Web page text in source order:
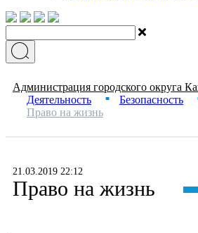
Администрация городского округа
Деятельность ■ Безопасность
Право на жизнь
21.03.2019 22:12
Право на жизнь